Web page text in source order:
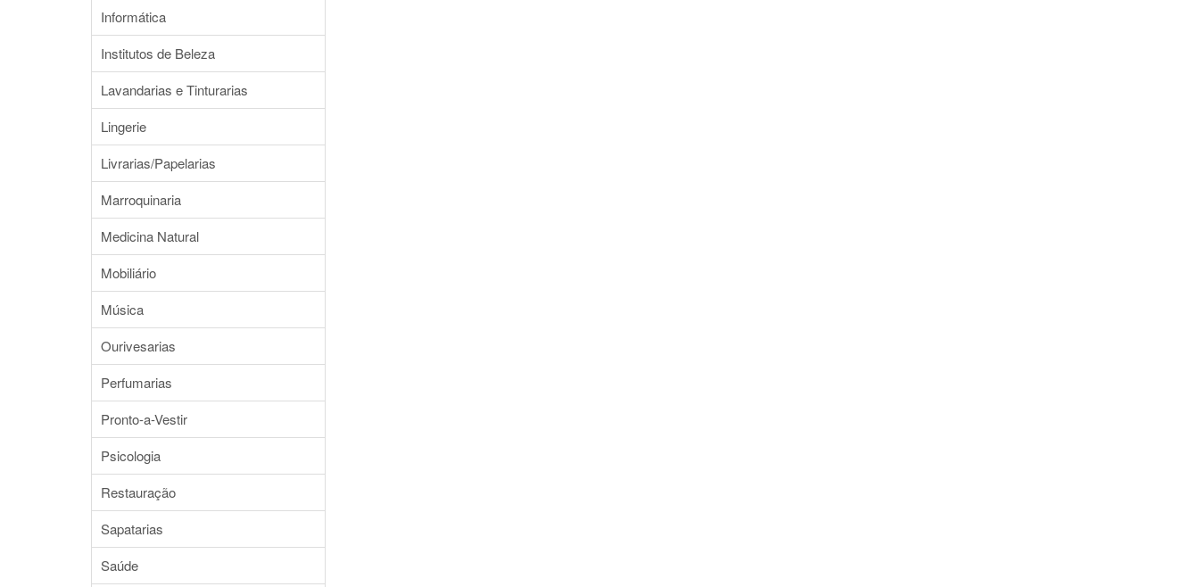
Informática
Institutos de Beleza
Lavandarias e Tinturarias
Lingerie
Livrarias/Papelarias
Marroquinaria
Medicina Natural
Mobiliário
Música
Ourivesarias
Perfumarias
Pronto-a-Vestir
Psicologia
Restauração
Sapatarias
Saúde